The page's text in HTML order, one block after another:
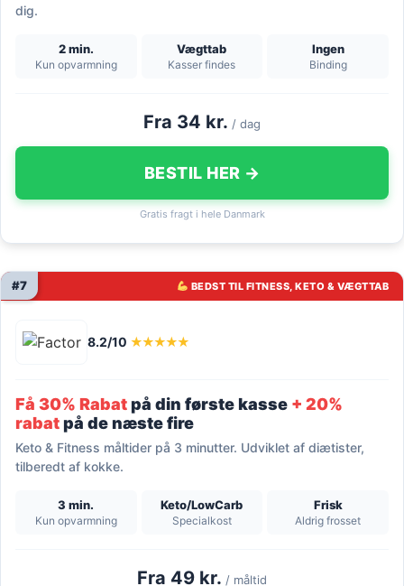
dig.
2 min.
Kun opvarmning
Vægttab
Kasser findes
Ingen
Binding
Fra 34 kr. / dag
BESTIL HER →
Gratis fragt i hele Danmark
BEDST TIL FITNESS, KETO & VÆGTTAB
#7
8.2/10 ★★★★★
Få 30% Rabatpå din første kasse + 20%
rabatpå de næste fire
Keto & Fitness måltider på 3 minutter. Udviklet af diætister,
tilberedt af kokke.
3 min.
Kun opvarmning
Keto/LowCarb
Specialkost
Frisk
Aldrig frosset
Fra 49 kr. / måltid